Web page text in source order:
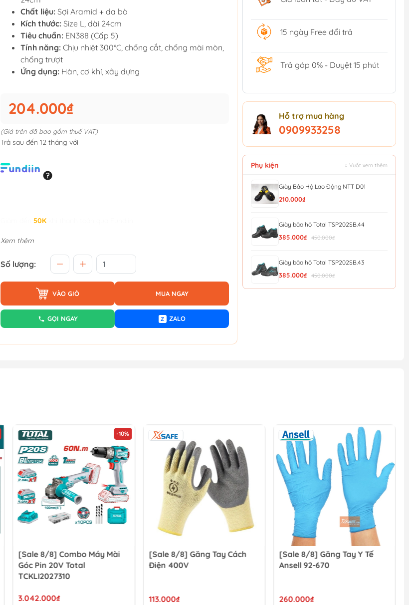
Chất liệu: Sợi Aramid + da bò
Kích thước: Size L, dài 24cm
Tiêu chuẩn: EN388 (Cấp 5)
Tính năng: Chịu nhiệt 300°C, chống cắt, chống mài mòn,
chống trượt
Ứng dụng: Hàn, cơ khí, xây dựng
204.000₫
(Giá trên đã bao gồm thuế VAT)
Trả sau đến 12 tháng với
50K
Xem thêm
Số lượng:
VÀO GIỎ MUA NGAY
GỌI NGAY Z ZALO
15 ngày Free đổi trả
Trả góp 0% - Duyệt 15 phút
Hỗ trợ mua hàng
0909933258
Phụ kiện ↕ Vuốt xem thêm
Giày Bảo Hộ Lao Động NTT D01
210.000₫
Giày bảo hộ Total TSP202SB.44
385.000₫ 450.000₫
Giày bảo hộ Total TSP202SB.43
385.000₫ 450.000₫
-10%
[Sale 8/8] Combo Máy Mài
Góc Pin 20V Total
TCKLI2027310
3.042.000₫
[Sale 8/8] Găng Tay Cách
Điện 400V
113.000₫
[Sale 8/8] Găng Tay Y Tế
Ansell 92-670
260.000₫